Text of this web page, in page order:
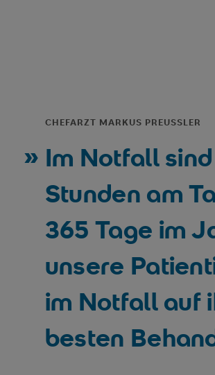
Im Notfall
Stunden am
365 Tage im
unsere
im Notfall auf
besten
CHEFARZT MARKUS PREUSSLER